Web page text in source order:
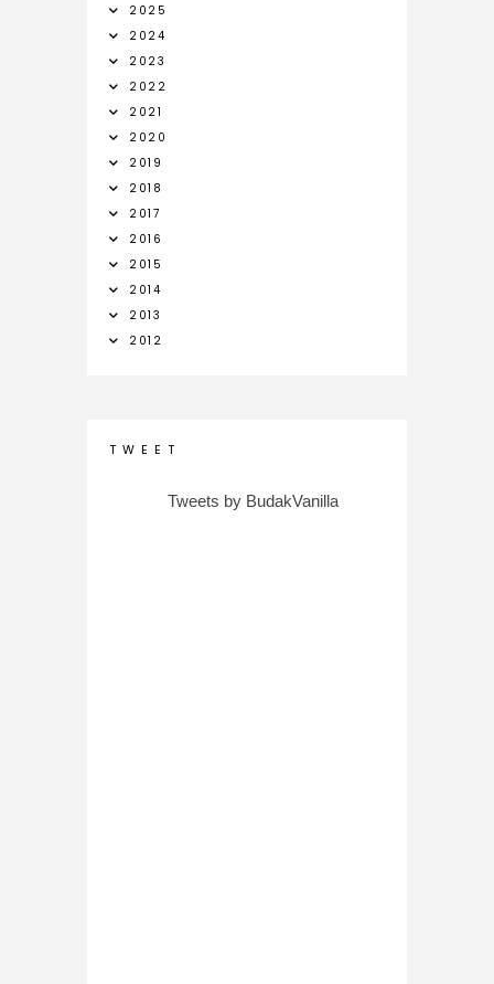
2025
2024
2023
2022
2021
2020
2019
2018
2017
2016
2015
2014
2013
2012
T W E E T
Tweets by BudakVanilla